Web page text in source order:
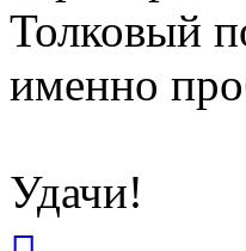
Толковый
именно
Удачи!